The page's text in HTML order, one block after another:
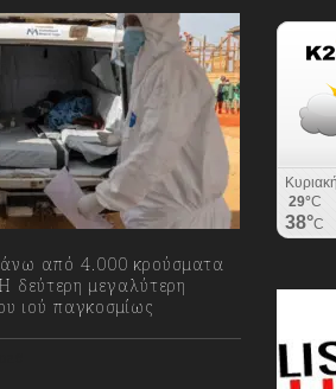
από 4.000 κρούσματα
δεύτερη μεγαλύτερη
ιού παγκοσμίως